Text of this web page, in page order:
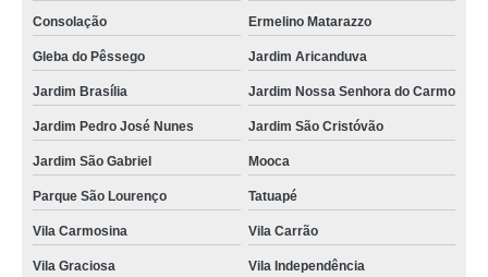
Consolação Ermelino Matarazzo
Gleba do Pêssego Jardim Aricanduva
Jardim Brasília Jardim Nossa Senhora do Carmo
Jardim Pedro José Nunes Jardim São Cristóvão
Jardim São Gabriel Mooca
Parque São Lourenço Tatuapé
Vila Carmosina Vila Carrão
Vila Graciosa Vila Independência